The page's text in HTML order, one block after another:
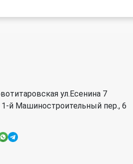
ул.Есенина 7
й Машиностроительный пер., 6